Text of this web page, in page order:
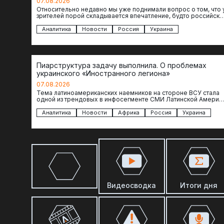
Относительно недавно мы уже поднимали вопрос о том, что
зрителей порой складывается впечатление, будто российские
Аналитика Новости Россия Украина
Пиарструктура задачу выполнила. О проблемах
украинского «Иностранного легиона»
07.08.2026
Тема латиноамериканских наемников на стороне ВСУ стала
одной из трендовых в инфосегменте СМИ Латинской Америки.
Аналитика Новости Африка Россия Украина
Видеосводка Итоги дня